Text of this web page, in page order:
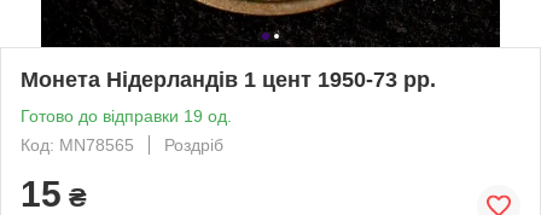
Монета Нідерландів 1 цент 1950-73 рр.
Готово до відправки 19 од.
Код: МN78565
Роздріб
15 ₴